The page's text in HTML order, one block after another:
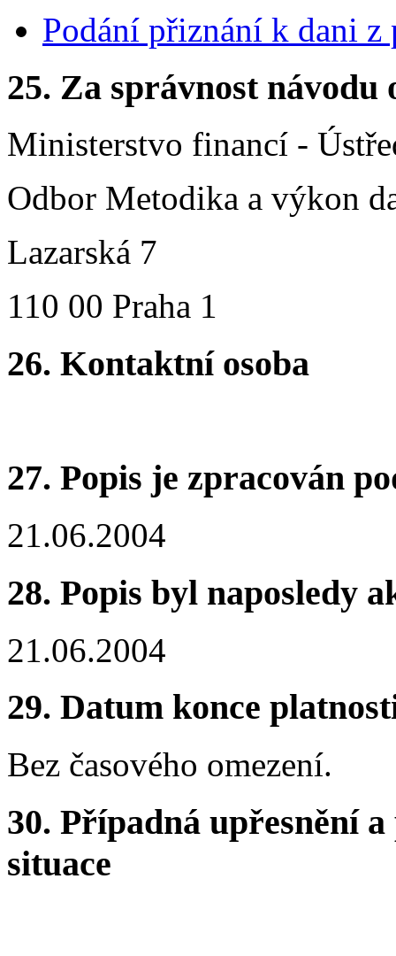
Podání přiznání k dani
25. Za správnost návodu
Ministerstvo financí -
Odbor Metodika a výkon
Lazarská 7
110 00 Praha 1
26. Kontaktní osoba
27. Popis je zpracován
21.06.2004
28. Popis byl naposledy
21.06.2004
29. Datum konce
Bez časového omezení.
30. Případná upřesnění
situace